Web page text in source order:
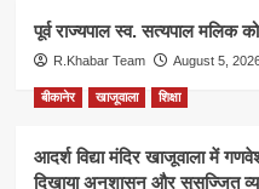
पूर्व राज्यपाल स्व. सत्यपाल मलिक
R.Khabar Team August 5,
बीकानेर खाजूवाला शिक्षा
आदर्श विद्या मंदिर खाजूवाला में
दिखाया अनुशासन और सुसज्जित